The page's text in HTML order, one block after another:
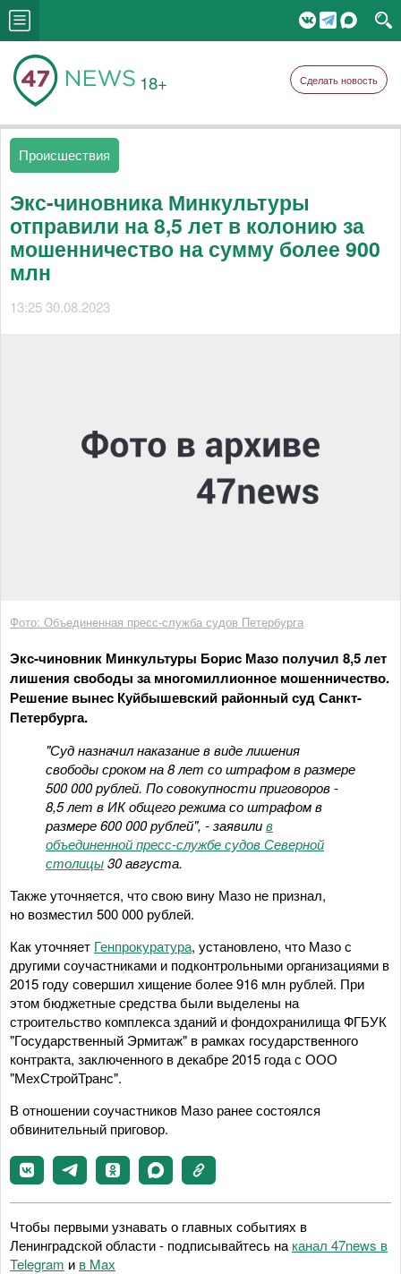
18+ Сделать новость
Происшествия
Экс-чиновника Минкультуры
отправили на 8,5 лет в колонию за
мошенничество на сумму более 900
млн
13:25 30.08.2023
Фото: Объединенная пресс-служба судов Петербурга
Экс-чиновник Минкультуры Борис Мазо получил 8,5 лет
лишения свободы за многомиллионное мошенничество.
Решение вынес Куйбышевский районный суд Санкт-
Петербурга.
"Суд назначил наказание в виде лишения
свободы сроком на 8 лет со штрафом в размере
500 000 рублей. По совокупности приговоров -
8,5 лет в ИК общего режима со штрафом в
размере 600 000 рублей", - заявилив
объединенной пресс-службе судов Северной
столицы30 августа.
Также уточняется, что свою вину Мазо не признал,
но возместил 500 000 рублей.
Как уточняет Генпрокуратура, установлено, что Мазо с
другими соучастниками и подконтрольными организациями в
2015 году совершил хищение более 916 млн рублей. При
этом бюджетные средства были выделены на
строительство комплекса зданий и фондохранилища ФГБУК
"Государственный Эрмитаж" в рамках государственного
контракта, заключенного в декабре 2015 года с ООО
"МехСтройТранс".
В отношении соучастников Мазо ранее состоялся
обвинительный приговор.
Чтобы первыми узнавать о главных событиях в
Ленинградской области - подписывайтесь на канал 47news в
Telegram и в Maх